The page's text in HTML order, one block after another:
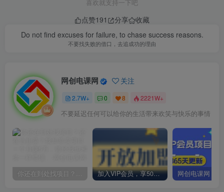
喜欢就支持一下吧
点赞191 分享
收藏
Do not find excuses for failure, to chase success reasons.
不要找失败的借口，去追成功的理由
网创电课网 关注
2.7W+ 0 8 2221W+
不要延迟任何可以给你的生活带来欢笑与快乐的事情
你还在到处找项目？还在当韭菜？我却靠卖项目一个月赚5万，曾经我也和你一样懵懂。 加入VIP会员，享50%的推广提成，免费学习多种网上创业课程，菜鸟秒变大神！